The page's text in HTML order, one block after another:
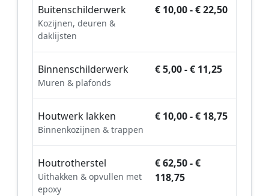
Buitenschilderwerk
Kozijnen, deuren &
daklijsten
€ 10,00 - € 22,50
Binnenschilderwerk
Muren & plafonds
€ 5,00 - € 11,25
Houtwerk lakken
Binnenkozijnen & trappen
€ 10,00 - € 18,75
Houtrotherstel
Uithakken & opvullen met
epoxy
€ 62,50 - €
118,75